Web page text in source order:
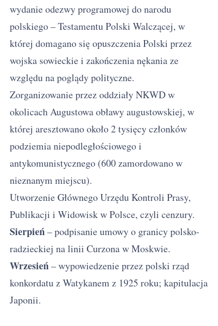
wydanie odezwy programowej do narodu
polskiego – Testamentu Polski Walczącej, w
której domagano się opuszczenia Polski przez
wojska sowieckie i zakończenia nękania ze
względu na poglądy polityczne.
Zorganizowanie przez oddziały NKWD w
okolicach Augustowa obławy augustowskiej, w
której aresztowano około 2 tysięcy członków
podziemia niepodległościowego i
antykomunistycznego (600 zamordowano w
nieznanym miejscu).
Utworzenie Głównego Urzędu Kontroli Prasy,
Publikacji i Widowisk w Polsce, czyli cenzury.
Sierpień– podpisanie umowy o granicy polsko-
radzieckiej na linii Curzona w Moskwie.
Wrzesień– wypowiedzenie przez polski rząd
konkordatu z Watykanem z 1925 roku; kapitulacja
Japonii.